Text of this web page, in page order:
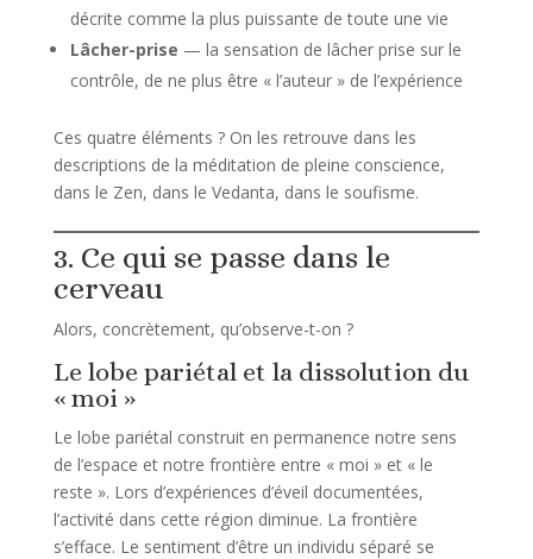
décrite comme la plus puissante de toute une vie
Lâcher-prise — la sensation de lâcher prise sur le
contrôle, de ne plus être « l’auteur » de l’expérience
Ces quatre éléments ? On les retrouve dans les
descriptions de la méditation de pleine conscience,
dans le Zen, dans le Vedanta, dans le soufisme.
3. Ce qui se passe dans le
cerveau
Alors, concrètement, qu’observe-t-on ?
Le lobe pariétal et la dissolution du
« moi »
Le lobe pariétal construit en permanence notre sens
de l’espace et notre frontière entre « moi » et « le
reste ». Lors d’expériences d’éveil documentées,
l’activité dans cette région diminue. La frontière
s’efface. Le sentiment d’être un individu séparé se